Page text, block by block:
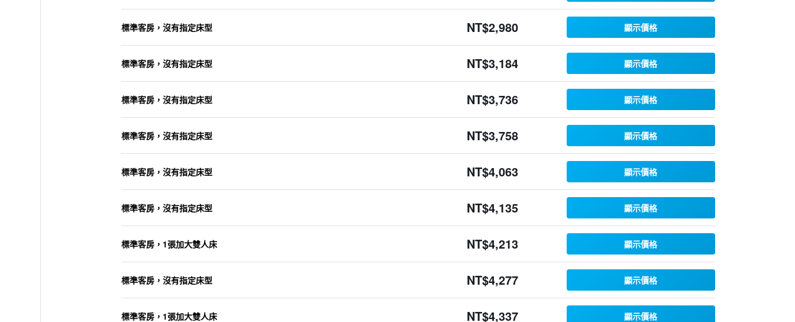
標準客房，沒有指定床型 NT$2,980 顯示價格
標準客房，沒有指定床型 NT$3,184 顯示價格
標準客房，沒有指定床型 NT$3,736 顯示價格
標準客房，沒有指定床型 NT$3,758 顯示價格
標準客房，沒有指定床型 NT$4,063 顯示價格
標準客房，沒有指定床型 NT$4,135 顯示價格
標準客房，1張加大雙人床 NT$4,213 顯示價格
標準客房，沒有指定床型 NT$4,277 顯示價格
標準客房，1張加大雙人床 NT$4,337 顯示價格